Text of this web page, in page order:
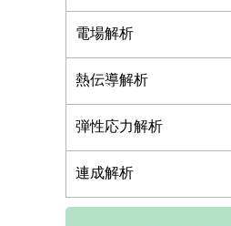
電場解析
熱伝導解析
弾性応力解析
連成解析